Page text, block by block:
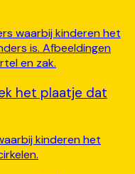
het plaatje dat